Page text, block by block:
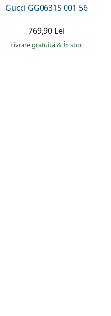
Gucci GG0631S 001 56
769,90 Lei
Livrare gratuită& În stoc